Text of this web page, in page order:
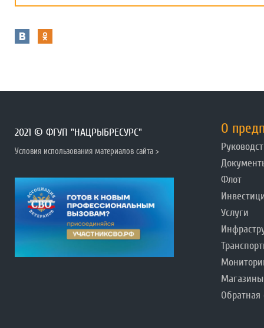
2021 © ФГУП "НАЦРЫБРЕСУРС"
Условия использования материалов сайта >
О
Флот
Услуги
Магазины
Обратная